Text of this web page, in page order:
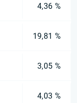
4,36 %
19,81 %
3,05 %
4,03 %